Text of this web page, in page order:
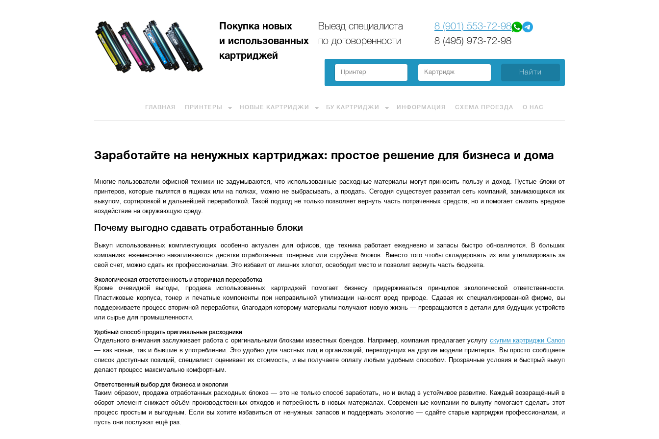
Покупка новых
и использованных
картриджей
Выезд специалиста
по договоренности
8 (901) 553-72-98
8 (495) 973-72-98
ГЛАВНАЯ ПРИНТЕРЫ НОВЫЕ КАРТРИДЖИ БУ КАРТРИДЖИ ИНФОРМАЦИЯ СХЕМА ПРОЕЗДА О НАС
Заработайте на ненужных картриджах: простое решение для бизнеса и дома
Многие пользователи офисной техники не задумываются, что использованные расходные материалы могут приносить пользу и доход. Пустые блоки от
принтеров, которые пылятся в ящиках или на полках, можно не выбрасывать, а продать. Сегодня существует развитая сеть компаний, занимающихся их
выкупом, сортировкой и дальнейшей переработкой. Такой подход не только позволяет вернуть часть потраченных средств, но и помогает снизить вредное
воздействие на окружающую среду.
Почему выгодно сдавать отработанные блоки
Выкуп использованных комплектующих особенно актуален для офисов, где техника работает ежедневно и запасы быстро обновляются. В больших
компаниях ежемесячно накапливаются десятки отработанных тонерных или струйных блоков. Вместо того чтобы складировать их или утилизировать за
свой счет, можно сдать их профессионалам. Это избавит от лишних хлопот, освободит место и позволит вернуть часть бюджета.
Экологическая ответственность и вторичная переработка
Кроме очевидной выгоды, продажа использованных картриджей помогает бизнесу придерживаться принципов экологической ответственности.
Пластиковые корпуса, тонер и печатные компоненты при неправильной утилизации наносят вред природе. Сдавая их специализированной фирме, вы
поддерживаете процесс вторичной переработки, благодаря которому материалы получают новую жизнь — превращаются в детали для будущих устройств
или сырье для промышленности.
Удобный способ продать оригинальные расходники
Отдельного внимания заслуживает работа с оригинальными блоками известных брендов. Например, компания предлагает услугу скупим картриджи Canon
— как новые, так и бывшие в употреблении. Это удобно для частных лиц и организаций, переходящих на другие модели принтеров. Вы просто сообщаете
список доступных позиций, специалист оценивает их стоимость, и вы получаете оплату любым удобным способом. Прозрачные условия и быстрый выкуп
делают процесс максимально комфортным.
Ответственный выбор для бизнеса и экологии
Таким образом, продажа отработанных расходных блоков — это не только способ заработать, но и вклад в устойчивое развитие. Каждый возвращённый в
оборот элемент снижает объём производственных отходов и потребность в новых материалах. Современные компании по выкупу помогают сделать этот
процесс простым и выгодным. Если вы хотите избавиться от ненужных запасов и поддержать экологию — сдайте старые картриджи профессионалам, и
пусть они послужат ещё раз.